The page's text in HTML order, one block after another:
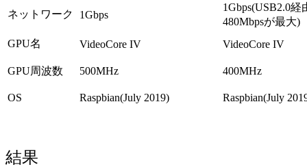
ネットワーク 1Gbps
1Gbps(USB2.0経
480Mbpsが最大)
GPU名
VideoCore IV VideoCore IV
GPU周波数 500MHz 400MHz
OS Raspbian(July 2019) Raspbian(July
結果